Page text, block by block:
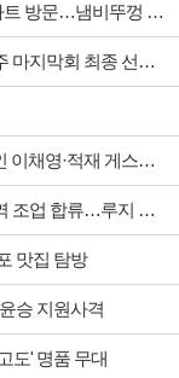
냄비뚜껑 운동법 소개
회 최종 선택 예고
·적재 게스트 출연
업 합류…루지 체험
맛집 탐방
승 지원사격
도' 명품 무대